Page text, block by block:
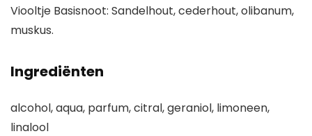
Viooltje Basisnoot: Sandelhout, cederhout, olibanum,
muskus.
Ingrediënten
alcohol, aqua, parfum, citral, geraniol, limoneen,
linalool